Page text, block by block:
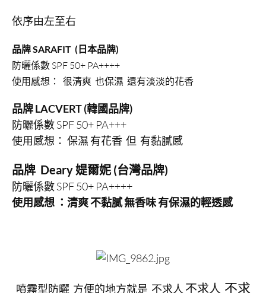
依序由左至右
品牌 SARAFIT (日本品牌)
防曬係數 SPF 50+ PA++++
使用感想： 很清爽 也保濕 還有淡淡的花香
品牌 LACVERT (韓國品牌)
防曬係數 SPF 50+ PA+++
使用感想： 保濕 有花香 但 有黏膩感
品牌 Deary 媞爾妮 (台灣品牌)
防曬係數 SPF 50+ PA++++
使用感想 ：清爽 不黏膩 無香味 有保濕的輕透感
噴霧型防曬 方便的地方就是 不求人 不求人 不求